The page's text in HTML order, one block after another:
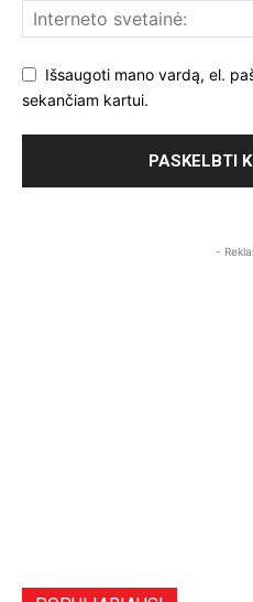
Išsaugoti mano vardą, el.
sekančiam kartui.
-